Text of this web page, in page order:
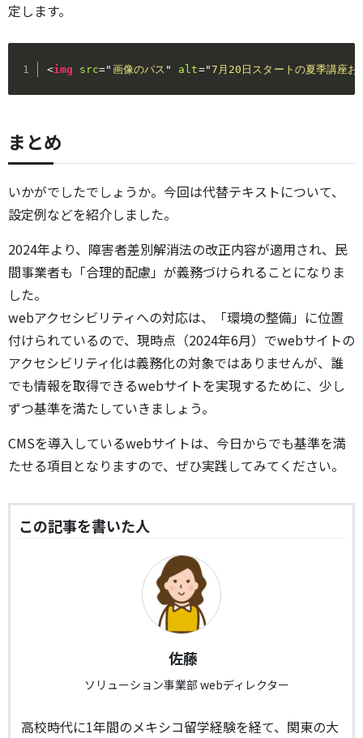
定します。
<img src=" 画像のパス " alt="7月20日スタートの夏季講座お
まとめ
いかがでしたでしょうか。今回は代替テキストについて、
設定例などを紹介しました。
2024年より、障害者差別解消法の改正内容が適用され、民
間事業者も「合理的配慮」が義務づけられることになりま
した。
webアクセシビリティへの対応は、「環境の整備」に位置
付けられているので、現時点（2024年6月）でwebサイトの
アクセシビリティ化は義務化の対象ではありませんが、誰
でも情報を取得できるwebサイトを実現するために、少し
ずつ基準を満たしていきましょう。
CMSを導入しているwebサイトは、今日からでも基準を満
たせる項目となりますので、ぜひ実践してみてください。
この記事を書いた人
佐藤
ソリューション事業部 webディレクター
高校時代に1年間のメキシコ留学経験を経て、関東の大